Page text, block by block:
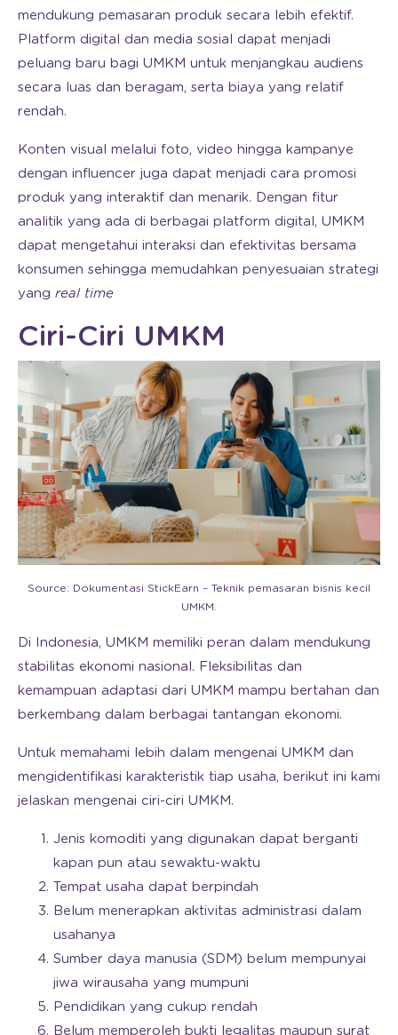
mendukung pemasaran produk secara lebih efektif.
Platform digital dan media sosial dapat menjadi
peluang baru bagi UMKM untuk menjangkau audiens
secara luas dan beragam, serta biaya yang relatif
rendah.
Konten visual melalui foto, video hingga kampanye
dengan influencer juga dapat menjadi cara promosi
produk yang interaktif dan menarik. Dengan fitur
analitik yang ada di berbagai platform digital, UMKM
dapat mengetahui interaksi dan efektivitas bersama
konsumen sehingga memudahkan penyesuaian strategi
yang real time
Ciri-Ciri UMKM
Source: Dokumentasi StickEarn – Teknik pemasaran bisnis kecil
UMKM.
Di Indonesia, UMKM memiliki peran dalam mendukung
stabilitas ekonomi nasional. Fleksibilitas dan
kemampuan adaptasi dari UMKM mampu bertahan dan
berkembang dalam berbagai tantangan ekonomi.
Untuk memahami lebih dalam mengenai UMKM dan
mengidentifikasi karakteristik tiap usaha, berikut ini kami
jelaskan mengenai ciri-ciri UMKM.
Jenis komoditi yang digunakan dapat berganti
kapan pun atau sewaktu-waktu
Tempat usaha dapat berpindah
Belum menerapkan aktivitas administrasi dalam
usahanya
Sumber daya manusia (SDM) belum mempunyai
jiwa wirausaha yang mumpuni
Pendidikan yang cukup rendah
Belum memperoleh bukti legalitas maupun surat